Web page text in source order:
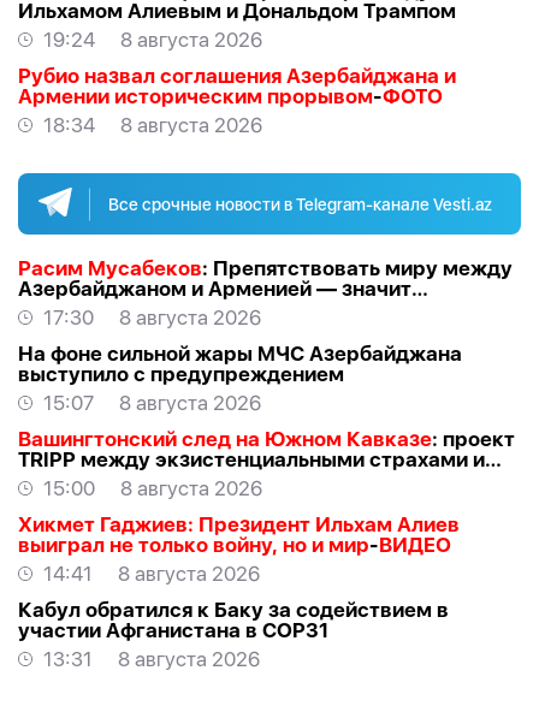
Ильхамом Алиевым и Дональдом Трампом
19:24
8 августа 2026
Рубио назвал соглашения Азербайджана и
Армении историческим прорывом-ФОТО
18:34
8 августа 2026
Все срочные новости в Telegram-канале Vesti.az
Расим Мусабеков: Препятствовать миру между
Азербайджаном и Арменией — значит
создавать проблемы самим себе -
17:30
8 августа 2026
На фоне сильной жары МЧС Азербайджана
выступило с предупреждением
15:07
8 августа 2026
Вашингтонский след на Южном Кавказе: проект
TRIPР между экзистенциальными страхами и
прагматичными интересами -
АЛЛАХВЕРАНОВ
15:00
8 августа 2026
Хикмет Гаджиев: Президент Ильхам Алиев
выиграл не только войну, но и мир-ВИДЕО
14:41
8 августа 2026
Кабул обратился к Баку за содействием в
участии Афганистана в COP31
13:31
8 августа 2026